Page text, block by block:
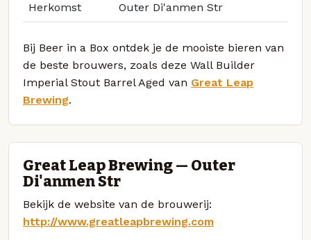
Herkomst Outer Di'anmen Str
Bij Beer in a Box ontdek je de mooiste bieren van
de beste brouwers, zoals deze Wall Builder
Imperial Stout Barrel Aged van Great Leap
Brewing.
Great Leap Brewing — Outer
Di'anmen Str
Bekijk de website van de brouwerij:
http://www.greatleapbrewing.com